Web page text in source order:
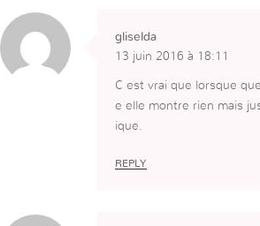
gliselda
13 juin 2016 à 18:11
C est vrai que lorsque
e elle montre rien mais
ique.
REPLY